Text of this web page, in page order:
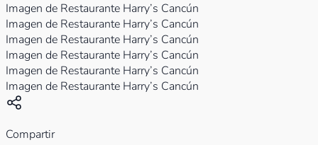
Imagen de Restaurante Harry’s Cancún
Imagen de Restaurante Harry’s Cancún
Imagen de Restaurante Harry’s Cancún
Imagen de Restaurante Harry’s Cancún
Imagen de Restaurante Harry’s Cancún
Imagen de Restaurante Harry’s Cancún
Compartir